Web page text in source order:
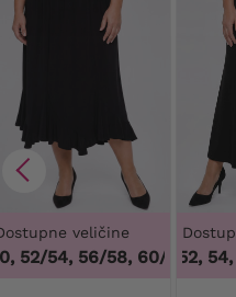
veličine
52/54, 56/58, 60/62,48/
50, 52,